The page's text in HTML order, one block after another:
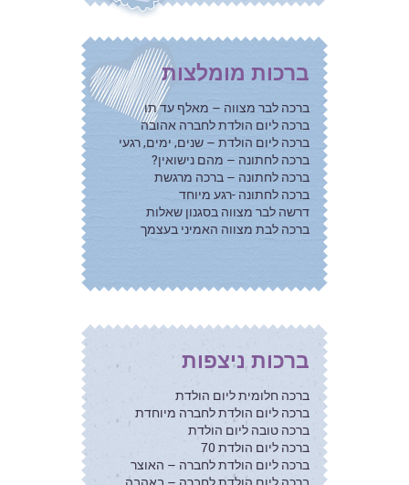
ברכות מומלצות
ברכה לבר מצווה – מאלף עד תו
ברכה ליום הולדת לחברה אהובה
ברכה ליום הולדת – שנים, ימים, רגעי
ברכה לחתונה – מהם נישואין?
ברכה לחתונה – ברכה מרגשת
ברכה לחתונה -רגע מיוחד
דרשה לבר מצווה בסגנון שאלות
ברכה לבת מצווה האמיני בעצמך
ברכות ניצפות
ברכה חלומית ליום הולדת
ברכה ליום הולדת לחברה מיוחדת
ברכה טובה ליום הולדת
ברכה ליום הולדת 70
ברכה ליום הולדת לחברה – האוצר